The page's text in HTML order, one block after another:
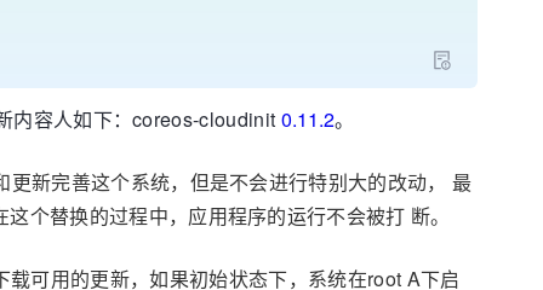
内容人如下：coreos-cloudinit 0.11.2。
新完善这个系统，但是不会进行特别大的改动， 最
个替换的过程中，应用程序的运行不会被打 断。
可用的更新，如果初始状态下，系统在root A下启